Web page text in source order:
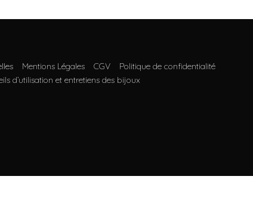
Mentions Légales CGV
Politique de confidentialité
d’utilisation et entretiens des bijoux